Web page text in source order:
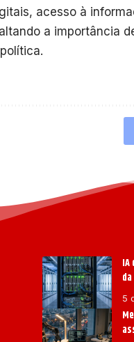
acesso à
a importância
5